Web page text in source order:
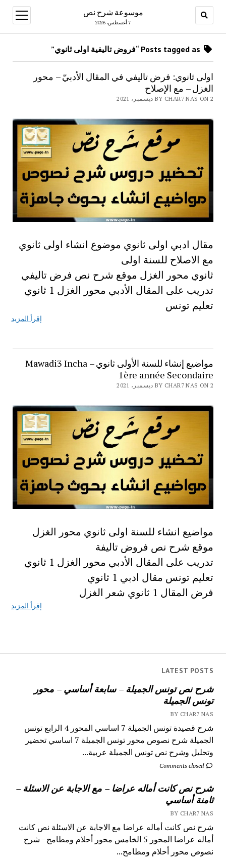
موسوعة شرح نص
7 أغسطس، 2026
open
menu
LATEST POSTS
شرح نص تونس الجميلة – سابعة أساسي – محور
تونس الجميلة
BY CHAR7 NAS
شرح قصيدة تونس الجميلة 7 اساسي المحور 4 الرابع تونس
الجميلة شرح نصوص محور تونس الجميلة 7 اساسي تحضير
وتحليل وشرح نص تونس الجميلة عربية...
Comments closed
شرح نص كانت أماله عراضا – مع الاجابة عن الاسئلة –
ثامنة أساسي
BY CHAR7 NAS
شرح نص كانت أماله عراضا مع الاجابة عن الاسئلة نص كانت
أماله عراضا المحور 5 الخامس محور أحلام ومطامح - شرح
نصوص محور أحلام ومطامح...
اولى ثانوي: فرض تاليفي في المقال الأدبيّ – محور
الغزل – مع الإصلاح
BY CHAR7 NAS ON 2 ديسمبر، 2021
مقال ادبي اولى ثانوي موضوع انشاء اولى ثانوي
مع الاصلاح للسنة اولى
ثانوي محور الغزل موقع شرح نص فرض تاليفي
تدريب على المقال الأدبي محور الغزل 1 ثانوي
تعليم تونس
إقرأ المزيد
مواضيع إنشاء للسنة الأولى ثانوي – Mawadi3 Incha
1ère année Secondaire
BY CHAR7 NAS ON 2 ديسمبر، 2021
مواضيع انشاء للسنة اولى ثانوي محور الغزل
موقع شرح نص فروض تاليفة
تدريب على المقال الأدبي محور الغزل 1 ثانوي
تعليم تونس مقال ادبي 1 ثانوي
فرض المقال 1 ثانوي شعر الغزل
إقرأ المزيد